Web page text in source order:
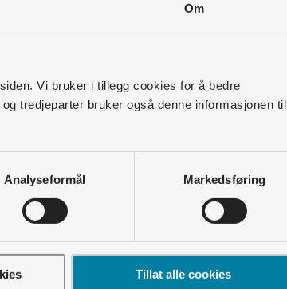
Om
Vi bruker i tillegg cookies for å bedre
tredjeparter bruker også denne informasjonen til
Analyseformål Markedsføring
Tillat alle cookies
Lading
(iPhone)
Lading
(Android)